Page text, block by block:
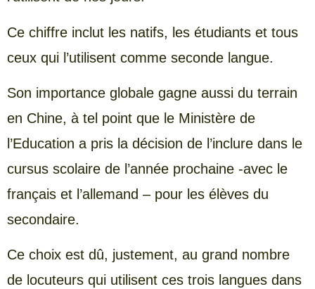
Ce chiffre inclut les natifs, les étudiants et tous
ceux qui l’utilisent comme seconde langue.
Son importance globale gagne aussi du terrain
en Chine, à tel point que le Ministère de
l’Education a pris la décision de l’inclure dans le
cursus scolaire de l’année prochaine -avec le
français et l’allemand – pour les élèves du
secondaire.
Ce choix est dû, justement, au grand nombre
de locuteurs qui utilisent ces trois langues dans